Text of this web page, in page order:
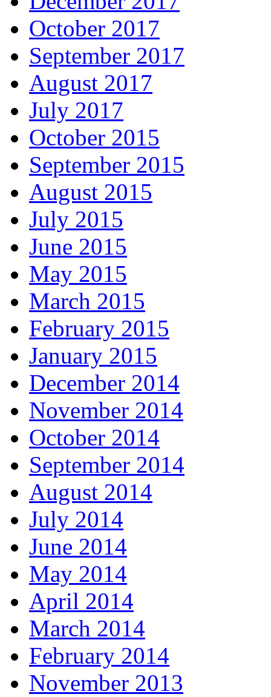
October 2017
September 2017
August 2017
July 2017
October 2015
September 2015
August 2015
July 2015
June 2015
May 2015
March 2015
February 2015
January 2015
December 2014
November 2014
October 2014
September 2014
August 2014
July 2014
June 2014
May 2014
April 2014
March 2014
February 2014
November 2013